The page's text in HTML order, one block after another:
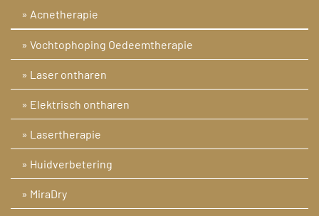
» Acnetherapie
» Vochtophoping Oedeemtherapie
» Laser ontharen
» Elektrisch ontharen
» Lasertherapie
» Huidverbetering
» MiraDry